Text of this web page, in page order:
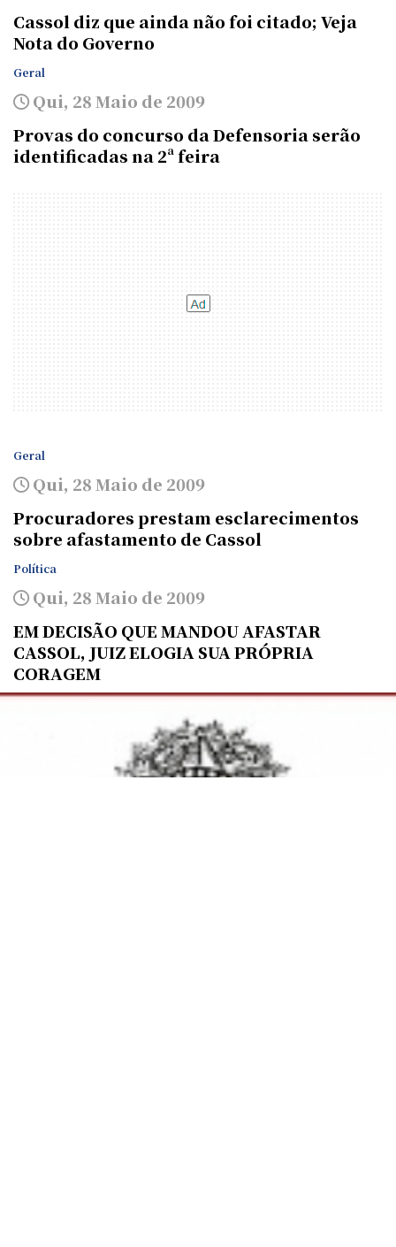
Cassol diz que ainda não foi citado; Veja
Nota do Governo
Geral
Qui, 28 Maio de 2009
Provas do concurso da Defensoria serão
identificadas na 2ª feira
Geral
Qui, 28 Maio de 2009
Procuradores prestam esclarecimentos
sobre afastamento de Cassol
Política
Qui, 28 Maio de 2009
EM DECISÃO QUE MANDOU AFASTAR
CASSOL, JUIZ ELOGIA SUA PRÓPRIA
CORAGEM